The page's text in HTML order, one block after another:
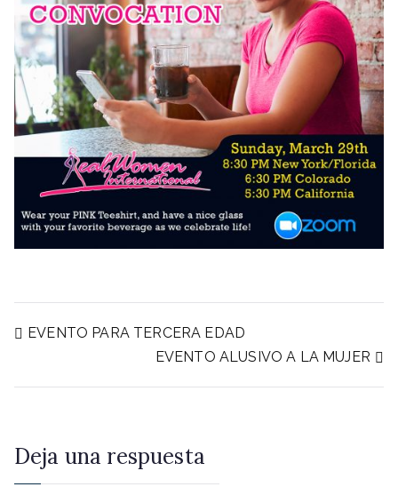
Navegación
entradas
EVENTO PARA TERCERA EDAD
EVENTO ALUSIVO A LA MUJER
Deja una respuesta